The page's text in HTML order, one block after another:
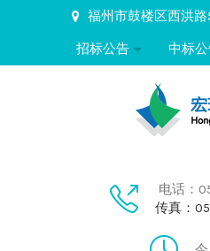
福州市鼓楼区西洪
招标公告 中标
电话：
传真：